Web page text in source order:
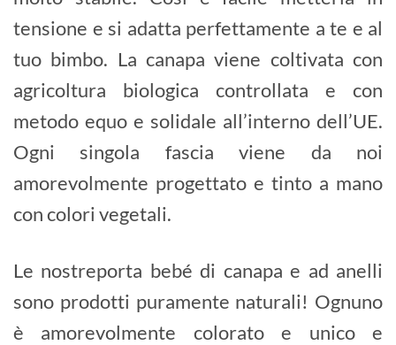
tensione e si adatta perfettamente a te e al
tuo bimbo. La canapa viene coltivata con
agricoltura biologica controllata e con
metodo equo e solidale all’interno dell’UE.
Ogni singola fascia viene da noi
amorevolmente progettato e tinto a mano
con colori vegetali.
Le nostreporta bebé di canapa e ad anelli
sono prodotti puramente naturali! Ognuno
è amorevolmente colorato e unico e